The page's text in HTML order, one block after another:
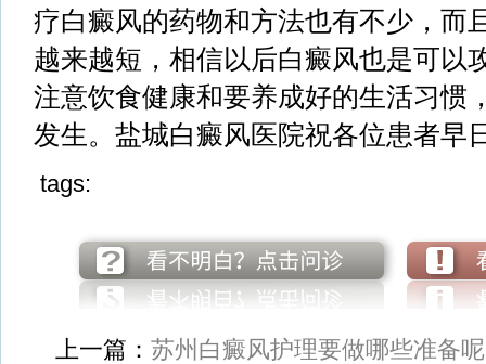
疗白癜风的药物和方法也有不少，而
越来越短，相信以后白癜风也是可以
注意饮食健康和要养成好的生活习惯
发生。盐城白癜风医院祝各位患者早
tags:
上一篇： 苏州白癜风护理要做哪些准备呢